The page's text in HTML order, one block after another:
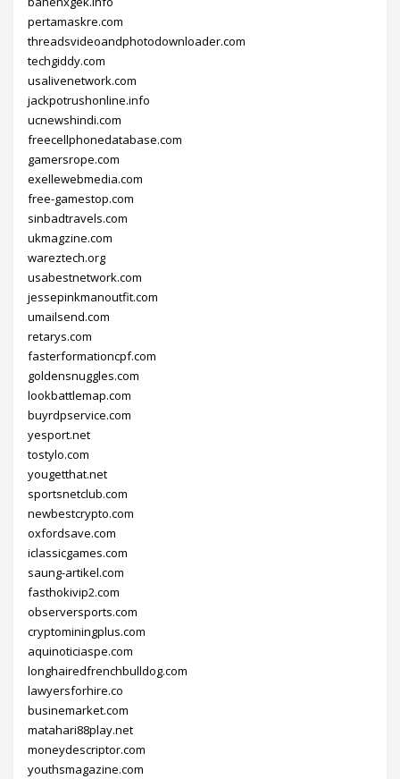
pertamaskre.com
threadsvideoandphotodownloader.com
techgiddy.com
usalivenetwork.com
jackpotrushonline.info
ucnewshindi.com
freecellphonedatabase.com
gamersrope.com
exellewebmedia.com
free-gamestop.com
sinbadtravels.com
ukmagzine.com
wareztech.org
usabestnetwork.com
jessepinkmanoutfit.com
umailsend.com
retarys.com
fasterformationcpf.com
goldensnuggles.com
lookbattlemap.com
buyrdpservice.com
yesport.net
tostylo.com
yougetthat.net
sportsnetclub.com
newbestcrypto.com
oxfordsave.com
iclassicgames.com
saung-artikel.com
fasthokivip2.com
observersports.com
cryptominingplus.com
aquinoticiaspe.com
longhairedfrenchbulldog.com
lawyersforhire.co
businemarket.com
matahari88play.net
moneydescriptor.com
youthsmagazine.com